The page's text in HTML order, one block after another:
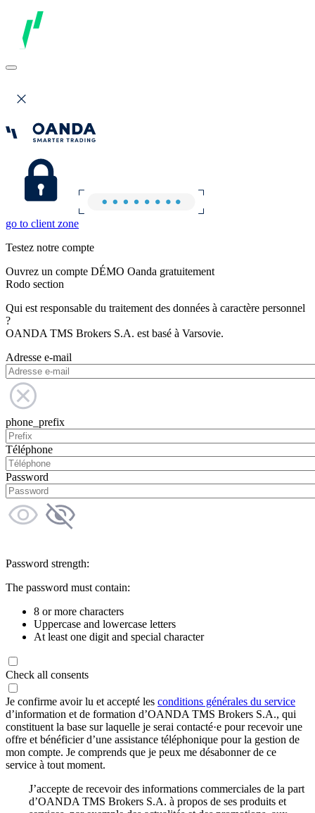
go to client zone
Testez notre compte
Ouvrez un compte DÉMO Oanda gratuitement
Rodo section
Qui est responsable du traitement des données à caractère personnel
?
OANDA TMS Brokers S.A. est basé à Varsovie.
Adresse e-mail
phone_prefix
Téléphone
Password
Password strength:
The password must contain:
8 or more characters
Uppercase and lowercase letters
At least one digit and special character
Check all consents
Je confirme avoir lu et accepté les conditions générales du service
d’information et de formation d’OANDA TMS Brokers S.A., qui
constituent la base sur laquelle je serai contacté·e pour recevoir une
offre et bénéficier d’une assistance téléphonique pour la gestion de
mon compte. Je comprends que je peux me désabonner de ce
service à tout moment.
J’accepte de recevoir des informations commerciales de la part
d’OANDA TMS Brokers S.A. à propos de ses produits et